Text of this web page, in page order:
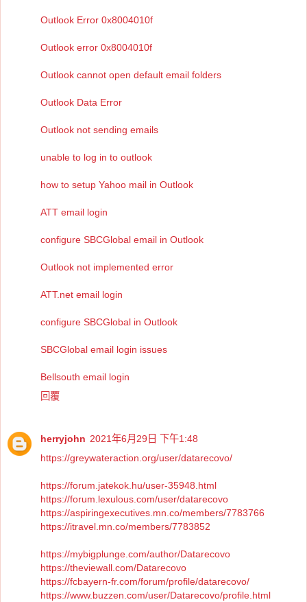
Outlook Error 0x8004010f
Outlook error 0x8004010f
Outlook cannot open default email folders
Outlook Data Error
Outlook not sending emails
unable to log in to outlook
how to setup Yahoo mail in Outlook
ATT email login
configure SBCGlobal email in Outlook
Outlook not implemented error
ATT.net email login
configure SBCGlobal in Outlook
SBCGlobal email login issues
Bellsouth email login
回覆
herryjohn 2021年6月29日 下午1:48
https://greywateraction.org/user/datarecovo/
https://forum.jatekok.hu/user-35948.html
https://forum.lexulous.com/user/datarecovo
https://aspiringexecutives.mn.co/members/7783766
https://itravel.mn.co/members/7783852
https://mybigplunge.com/author/Datarecovo
https://theviewall.com/Datarecovo
https://fcbayern-fr.com/forum/profile/datarecovo/
https://www.buzzen.com/user/Datarecovo/profile.html